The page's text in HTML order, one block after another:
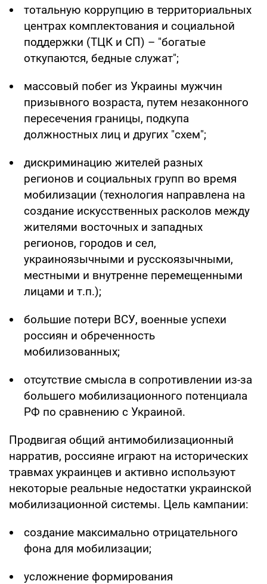
тотальную коррупцию в территориальных
центрах комплектования и социальной
поддержки (ТЦК и СП) – "богатые
откупаются, бедные служат";
массовый побег из Украины мужчин
призывного возраста, путем незаконного
пересечения границы, подкупа
должностных лиц и других "схем";
дискриминацию жителей разных
регионов и социальных групп во время
мобилизации (технология направлена на
создание искусственных расколов между
жителями восточных и западных
регионов, городов и сел,
украиноязычными и русскоязычными,
местными и внутренне перемещенными
лицами и т.п.);
большие потери ВСУ, военные успехи
россиян и обреченность
мобилизованных;
отсутствие смысла в сопротивлении из-за
большего мобилизационного потенциала
РФ по сравнению с Украиной.
Продвигая общий антимобилизационный
нарратив, россияне играют на исторических
травмах украинцев и активно используют
некоторые реальные недостатки украинской
мобилизационной системы. Цель кампании:
создание максимально отрицательного
фона для мобилизации;
усложнение формирования